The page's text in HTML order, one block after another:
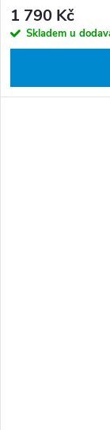
1 790 Kč
Skladem u